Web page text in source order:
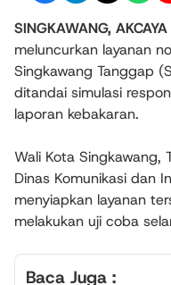
SINGKAWANG, AKCAYA
meluncurkan layanan
Singkawang Tanggap
ditandai simulasi
laporan kebakaran.
Wali Kota Singkawang,
Dinas Komunikasi dan
menyiapkan layanan
melakukan uji coba
Baca Juga :